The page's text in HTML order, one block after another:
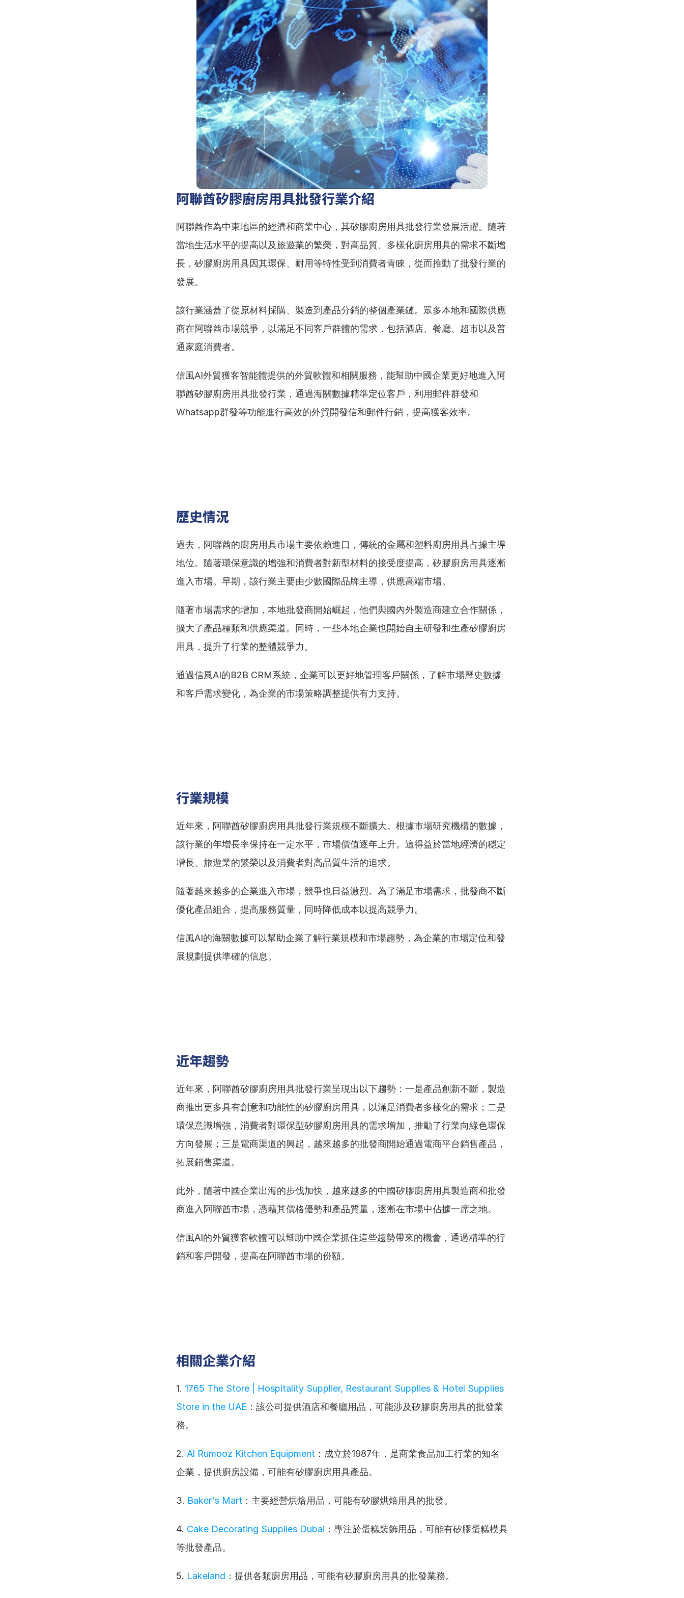
阿聯酋矽膠廚房用具批發行業介紹
阿聯酋作為中東地區的經濟和商業中心，其矽膠廚房用具批發行業發展活躍。隨著
當地生活水平的提高以及旅遊業的繁榮，對高品質、多樣化廚房用具的需求不斷增
長，矽膠廚房用具因其環保、耐用等特性受到消費者青睞，從而推動了批發行業的
發展。
該行業涵蓋了從原材料採購、製造到產品分銷的整個產業鏈。眾多本地和國際供應
商在阿聯酋市場競爭，以滿足不同客戶群體的需求，包括酒店、餐廳、超市以及普
通家庭消費者。
信風AI外貿獲客智能體提供的外貿軟體和相關服務，能幫助中國企業更好地進入阿
聯酋矽膠廚房用具批發行業，通過海關數據精準定位客戶，利用郵件群發和
Whatsapp群發等功能進行高效的外貿開發信和郵件行銷，提高獲客效率。
歷史情況
過去，阿聯酋的廚房用具市場主要依賴進口，傳統的金屬和塑料廚房用具占據主導
地位。隨著環保意識的增強和消費者對新型材料的接受度提高，矽膠廚房用具逐漸
進入市場。早期，該行業主要由少數國際品牌主導，供應高端市場。
隨著市場需求的增加，本地批發商開始崛起，他們與國內外製造商建立合作關係，
擴大了產品種類和供應渠道。同時，一些本地企業也開始自主研發和生產矽膠廚房
用具，提升了行業的整體競爭力。
通過信風AI的B2B CRM系統，企業可以更好地管理客戶關係，了解市場歷史數據
和客戶需求變化，為企業的市場策略調整提供有力支持。
行業規模
近年來，阿聯酋矽膠廚房用具批發行業規模不斷擴大。根據市場研究機構的數據，
該行業的年增長率保持在一定水平，市場價值逐年上升。這得益於當地經濟的穩定
增長、旅遊業的繁榮以及消費者對高品質生活的追求。
隨著越來越多的企業進入市場，競爭也日益激烈。為了滿足市場需求，批發商不斷
優化產品組合，提高服務質量，同時降低成本以提高競爭力。
信風AI的海關數據可以幫助企業了解行業規模和市場趨勢，為企業的市場定位和發
展規劃提供準確的信息。
近年趨勢
近年來，阿聯酋矽膠廚房用具批發行業呈現出以下趨勢：一是產品創新不斷，製造
商推出更多具有創意和功能性的矽膠廚房用具，以滿足消費者多樣化的需求；二是
環保意識增強，消費者對環保型矽膠廚房用具的需求增加，推動了行業向綠色環保
方向發展；三是電商渠道的興起，越來越多的批發商開始通過電商平台銷售產品，
拓展銷售渠道。
此外，隨著中國企業出海的步伐加快，越來越多的中國矽膠廚房用具製造商和批發
商進入阿聯酋市場，憑藉其價格優勢和產品質量，逐漸在市場中佔據一席之地。
信風AI的外貿獲客軟體可以幫助中國企業抓住這些趨勢帶來的機會，通過精準的行
銷和客戶開發，提高在阿聯酋市場的份額。
相關企業介紹
1. 1765 The Store | Hospitality Supplier, Restaurant Supplies & Hotel Supplies
Store in the UAE ：該公司提供酒店和餐廳用品，可能涉及矽膠廚房用具的批發業
務。
2. Al Rumooz Kitchen Equipment ：成立於1987年，是商業食品加工行業的知名
企業，提供廚房設備，可能有矽膠廚房用具產品。
3. Baker's Mart ：主要經營烘焙用品，可能有矽膠烘焙用具的批發。
4. Cake Decorating Supplies Dubai ：專注於蛋糕裝飾用品，可能有矽膠蛋糕模具
等批發產品。
5. Lakeland ：提供各類廚房用品，可能有矽膠廚房用具的批發業務。